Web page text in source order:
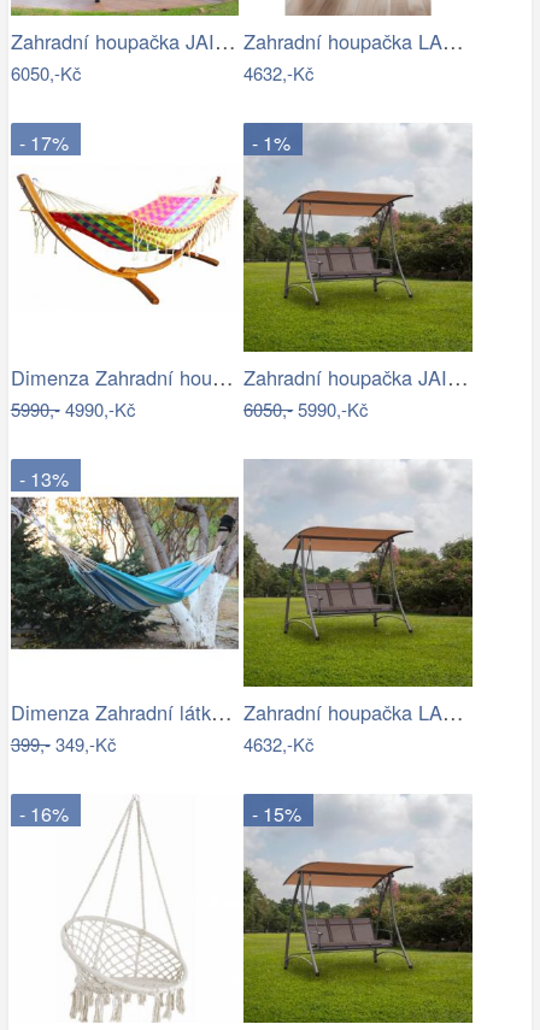
Zahradní houpačka JAIRA Tempo Kondela
6050,-Kč
Zahradní houpačka LAMIA Tempo Kondela
4632,-Kč
- 17%
Dimenza Zahradní houpací síť MOON -…
5990,-4990,-Kč
- 1%
Zahradní houpačka JAIRA Tempo Kondela
6050,-5990,-Kč
- 13%
Dimenza Zahradní látková houpací síť -…
399,-349,-Kč
Zahradní houpačka LAMIA Tempo Kondela
4632,-Kč
- 16% - 15%